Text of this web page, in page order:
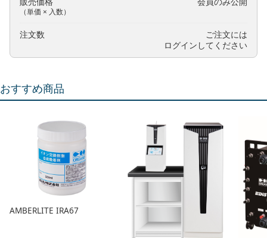
（単価 × 入数）
注文数
ご注文には
ログイン してください
おすすめ商品
AMBERLITE IRA67